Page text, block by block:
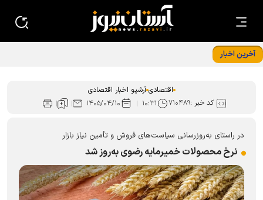
آخرین اخبار
اقتصادی آرشیو اخبار اقتصادی
کد خبر :۷۱۰۴۸۹ ۱۰:۳۱ ۱۴۰۵/۰۴/۱۰
در راستای به‌روزرسانی سیاست‌های فروش و تأمین نیاز بازار
نرخ محصولات خمیرمایه رضوی به‌روز شد